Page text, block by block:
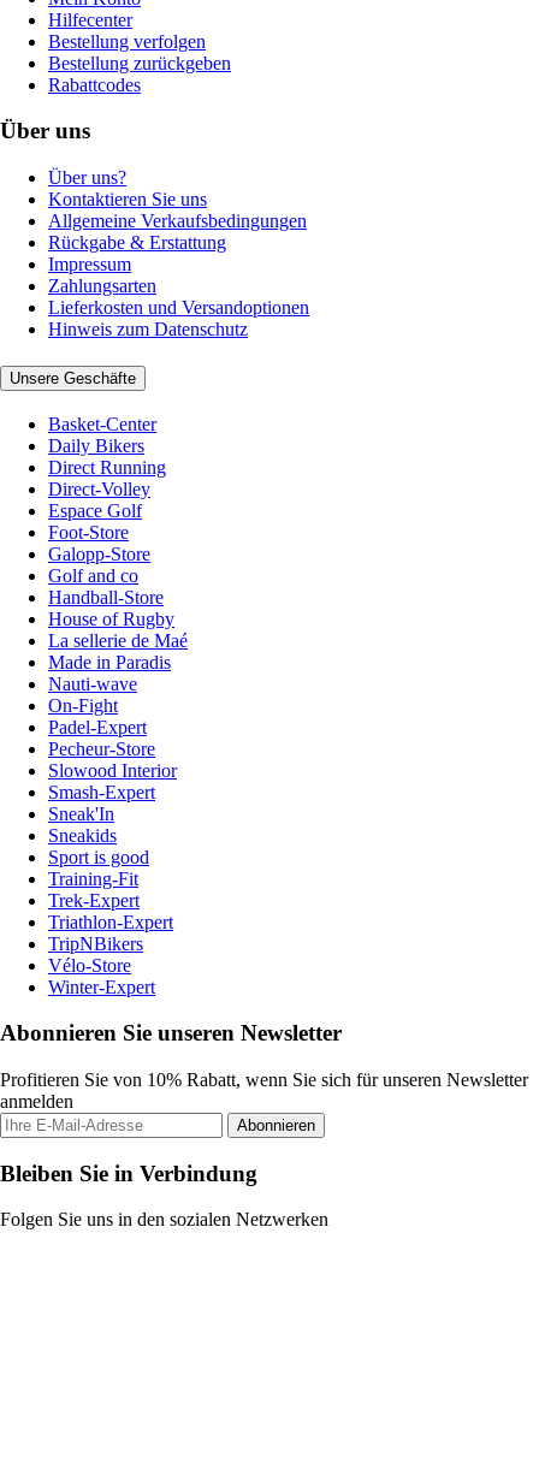
Hilfecenter
Bestellung verfolgen
Bestellung zurückgeben
Rabattcodes
Über uns
Über uns?
Kontaktieren Sie uns
Allgemeine Verkaufsbedingungen
Rückgabe & Erstattung
Impressum
Zahlungsarten
Lieferkosten und Versandoptionen
Hinweis zum Datenschutz
Unsere Geschäfte
Basket-Center
Daily Bikers
Direct Running
Direct-Volley
Espace Golf
Foot-Store
Galopp-Store
Golf and co
Handball-Store
House of Rugby
La sellerie de Maé
Made in Paradis
Nauti-wave
On-Fight
Padel-Expert
Pecheur-Store
Slowood Interior
Smash-Expert
Sneak'In
Sneakids
Sport is good
Training-Fit
Trek-Expert
Triathlon-Expert
TripNBikers
Vélo-Store
Winter-Expert
Abonnieren Sie unseren Newsletter
Profitieren Sie von 10% Rabatt, wenn Sie sich für unseren Newsletter
anmelden
Abonnieren
Bleiben Sie in Verbindung
Folgen Sie uns in den sozialen Netzwerken